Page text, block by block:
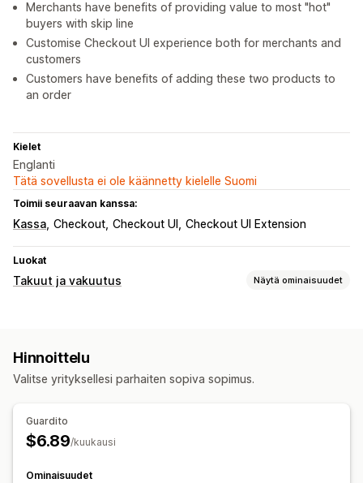
Merchants have benefits of providing value to most "hot"
buyers with skip line
Customise Checkout UI experience both for merchants and
customers
Customers have benefits of adding these two products to
an order
Kielet
Englanti
Tätä sovellusta ei ole käännetty kielelle Suomi
Toimii seuraavan kanssa:
Kassa Checkout Checkout UI Checkout UI Extension
Luokat
Takuut ja vakuutus Näytä ominaisuudet
Vahingoittuneet paketit
Palautukset ja vaihdot
Automaattinen opt-in
Mukautettu lisämyynti
Hinnoittelu
Valitse yrityksellesi parhaiten sopiva sopimus.
Guardito
$6.89/kuukausi
Ominaisuudet